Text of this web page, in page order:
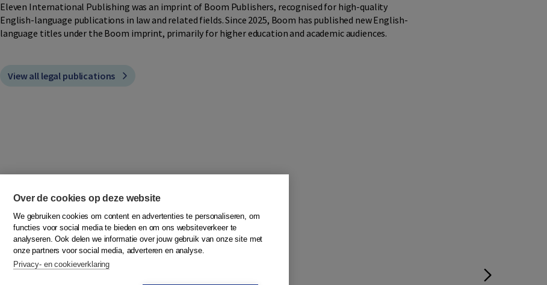
Eleven International Publishing was an imprint of Boom Publishers, recognised for high-quality
English-language publications in law and related fields. Since 2025, Boom has published new English-
language titles under the Boom imprint, primarily for higher education and academic audiences.
View all legal publications
Over de cookies op deze website
We gebruiken cookies om content en advertenties te personaliseren, om
functies voor social media te bieden en om ons websiteverkeer te
analyseren. Ook delen we informatie over jouw gebruik van onze site met
onze partners voor social media, adverteren en analyse.
Privacy- en cookieverklaring